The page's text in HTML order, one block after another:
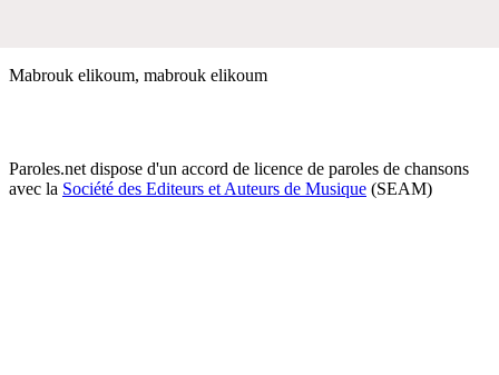
Mabrouk elikoum, mabrouk elikoum
Paroles.net dispose d'un accord de licence de paroles de chansons
avec la Société des Editeurs et Auteurs de Musique (SEAM)